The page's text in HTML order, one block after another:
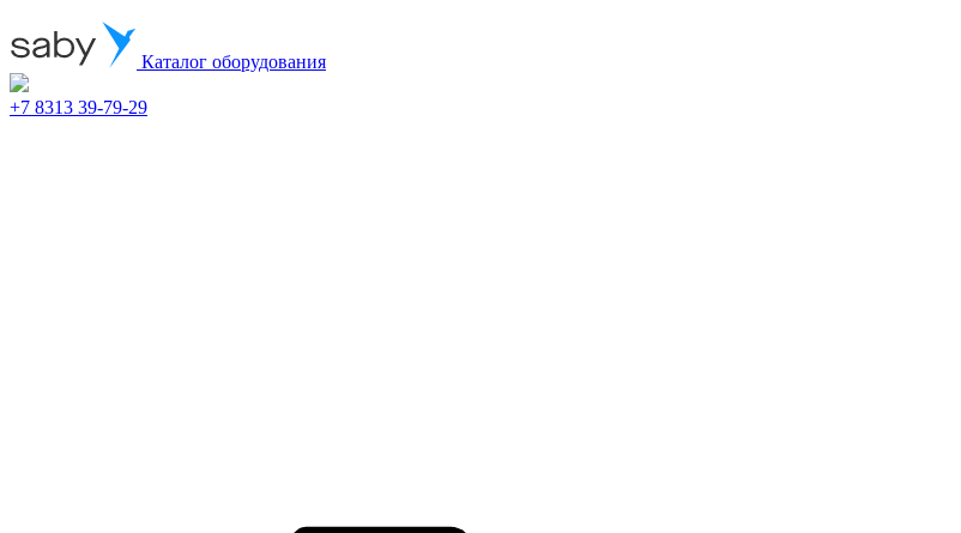
Каталог оборудования
+7 8313 39-79-29